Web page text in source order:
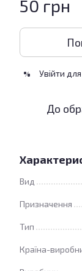
50 грн
% Увійти
До
Вид
Призначення
Тип
Країна-